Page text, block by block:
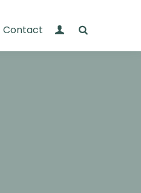
Contact Mijn Wandelnet